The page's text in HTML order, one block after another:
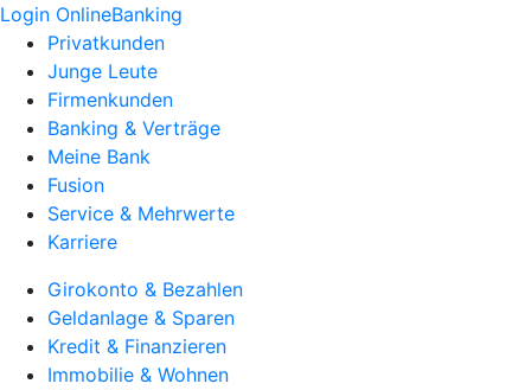
Login OnlineBanking
Privatkunden
Junge Leute
Firmenkunden
Banking & Verträge
Meine Bank
Fusion
Service & Mehrwerte
Karriere
Girokonto & Bezahlen
Geldanlage & Sparen
Kredit & Finanzieren
Immobilie & Wohnen